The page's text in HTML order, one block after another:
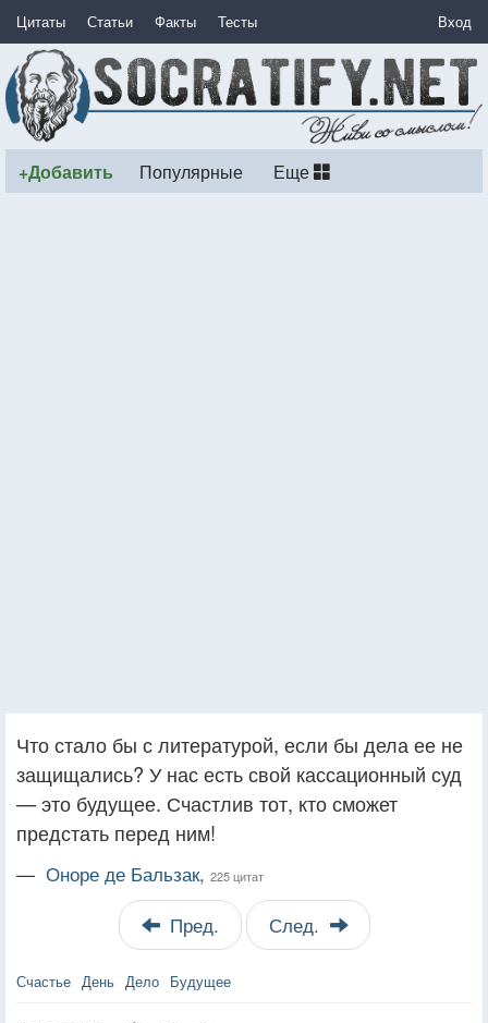
Цитаты Статьи Факты Тесты Вход
+Добавить Популярные Еще
Что стало бы с литературой, если бы дела ее не
защищались? У нас есть свой кассационный суд
— это будущее. Счастлив тот, кто сможет
предстать перед ним!
— Оноре де Бальзак, 225 цитат
Пред. След.
Счастье День Дело Будущее